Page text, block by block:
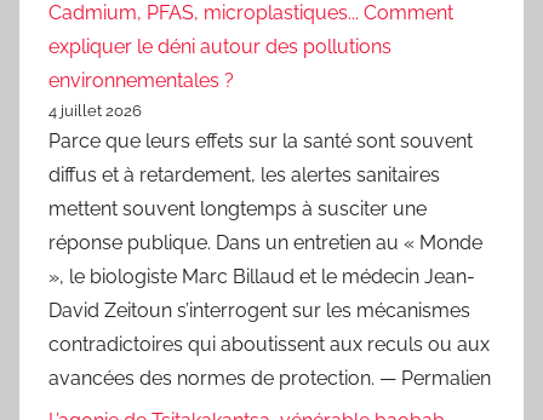
Cadmium, PFAS, microplastiques... Comment
expliquer le déni autour des pollutions
environnementales ?
4 juillet 2026
Parce que leurs effets sur la santé sont souvent
diffus et à retardement, les alertes sanitaires
mettent souvent longtemps à susciter une
réponse publique. Dans un entretien au « Monde
», le biologiste Marc Billaud et le médecin Jean-
David Zeitoun s’interrogent sur les mécanismes
contradictoires qui aboutissent aux reculs ou aux
avancées des normes de protection. — Permalien